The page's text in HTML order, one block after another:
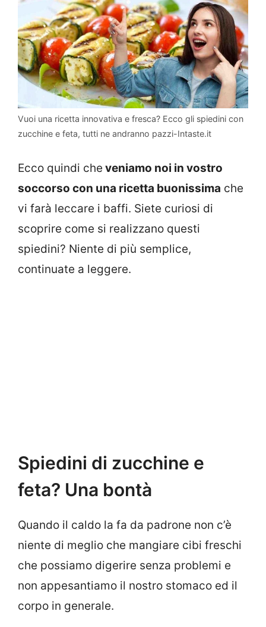
Vuoi una ricetta innovativa e fresca? Ecco gli spiedini con
zucchine e feta, tutti ne andranno pazzi-Intaste.it
Ecco quindi che veniamo noi in vostro
soccorso con una ricetta buonissima che
vi farà leccare i baffi. Siete curiosi di
scoprire come si realizzano questi
spiedini? Niente di più semplice,
continuate a leggere.
Spiedini di zucchine e
feta? Una bontà
Quando il caldo la fa da padrone non c’è
niente di meglio che mangiare cibi freschi
che possiamo digerire senza problemi e
non appesantiamo il nostro stomaco ed il
corpo in generale.